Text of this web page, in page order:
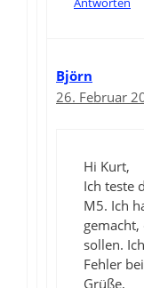
Björn
26. Februar
Hi Kurt,
Ich teste
M5. Ich
sollen.
Fehler
Grüße,